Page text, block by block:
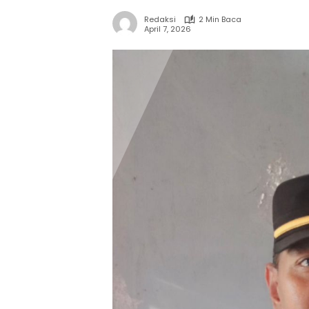
Redaksi
2 Min Baca
April 7, 2026